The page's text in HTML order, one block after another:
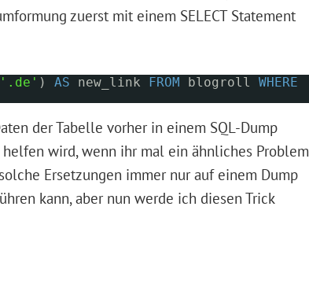
zuerst mit einem SELECT Statement
'.de' ) AS new_link FROM blogroll WHERE
der Tabelle vorher in einem SQL-Dump
wird, wenn ihr mal ein ähnliches Problem
Ersetzungen immer nur auf einem Dump
kann, aber nun werde ich diesen Trick